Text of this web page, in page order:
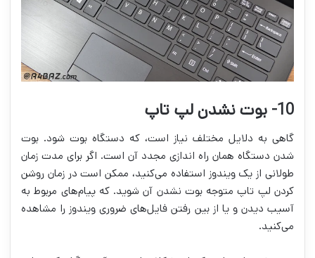
10- بوت نشدن لپ تاپ
گاهی به دلایل مختلف نیاز است، که دستگاه بوت شود. بوت
شدن دستگاه همان راه اندازی مجدد آن است. اگر برای مدت زمان
طولانی از یک ویندوز استفاده می‌کنید، ممکن است در زمان روشن
کردن لپ تاپ متوجه بوت نشدن آن شوید. که پیام‌های مربوط به
آسیب دیدن و یا از بین رفتن فایل‌های ضروری ویندوز را مشاهده
می‌کنید.